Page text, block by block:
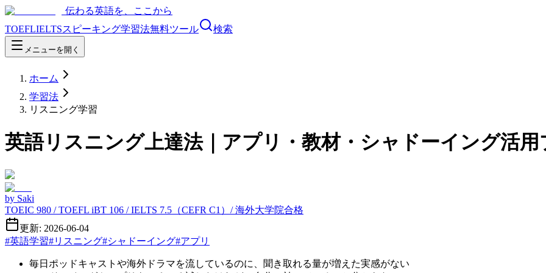
伝わる英語を、ここから
TOEFLIELTSスピーキング学習法無料ツール 検索
メニューを開く
ホーム
学習法
リスニング学習
英語リスニング上達法｜アプリ・教材・シャドーイング活用
by Saki
TOEIC 980 / TOEFL iBT 106 / IELTS 7.5（CEFR C1）/ 海外大学院合格
更新: 2026-06-04
#英語学習#リスニング#シャドーイング#アプリ
毎日ポッドキャストや海外ドラマを流しているのに、聞き取れる量が増えた実感がない